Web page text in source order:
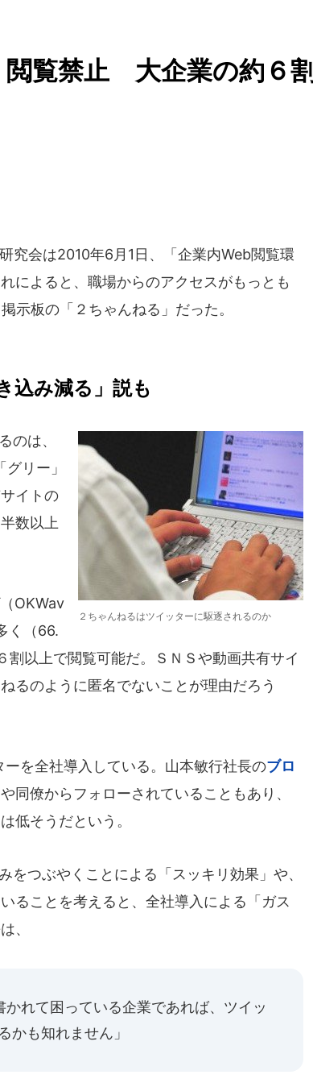
覧禁止 大企業の約６割
究会は2010年6月1日、「企業内Web閲覧環
によると、職場からのアクセスがもっとも
示板の「２ちゃんねる」だった。
込み減る」説も
２ちゃんねるはツイッターに駆逐されるのか
のは、
リー」
イトの
数以上
OKWav
く（66.
以上で閲覧可能だ。ＳＮＳや動画共有サイ
るのように匿名でないことが理由だろう
を全社導入している。山本敏行社長のブロ
同僚からフォローされていることもあり、
低そうだという。
つぶやくことによる「スッキリ効果」や、
ることを考えると、全社導入による「ガス
、
かれて困っている企業であれば、ツイッ
かも知れません」